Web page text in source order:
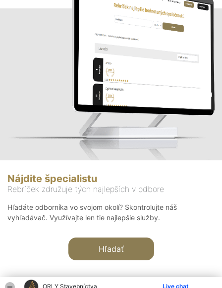
ORLY Stavebníctva Live chat
Nájdite špecialistu
Rebríček združuje tých najlepších v odbore
Hľadáte odborníka vo svojom okolí? Skontrolujte náš
vyhľadávač. Využívajte len tie najlepšie služby.
Hľadať